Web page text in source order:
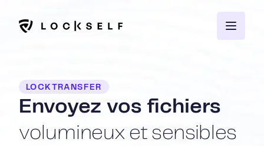
LOCKTRANSFER
Envoyez vos fichiers
volumineux et sensibles